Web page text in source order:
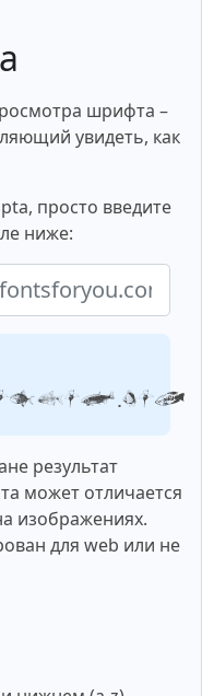
шрифта –
увидеть, как
просто введите
ниже:
результат
может отличается
изображениях.
для web или не